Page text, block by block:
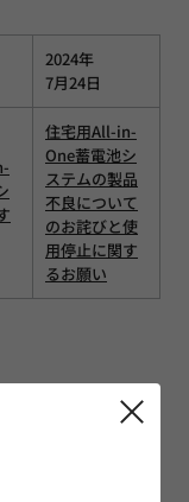
2024年
7月24日
住宅用All-in-
One蓄電池シ
ステムの製品
不良について
のお詫びと使
用停止に関す
るお願い
わせ